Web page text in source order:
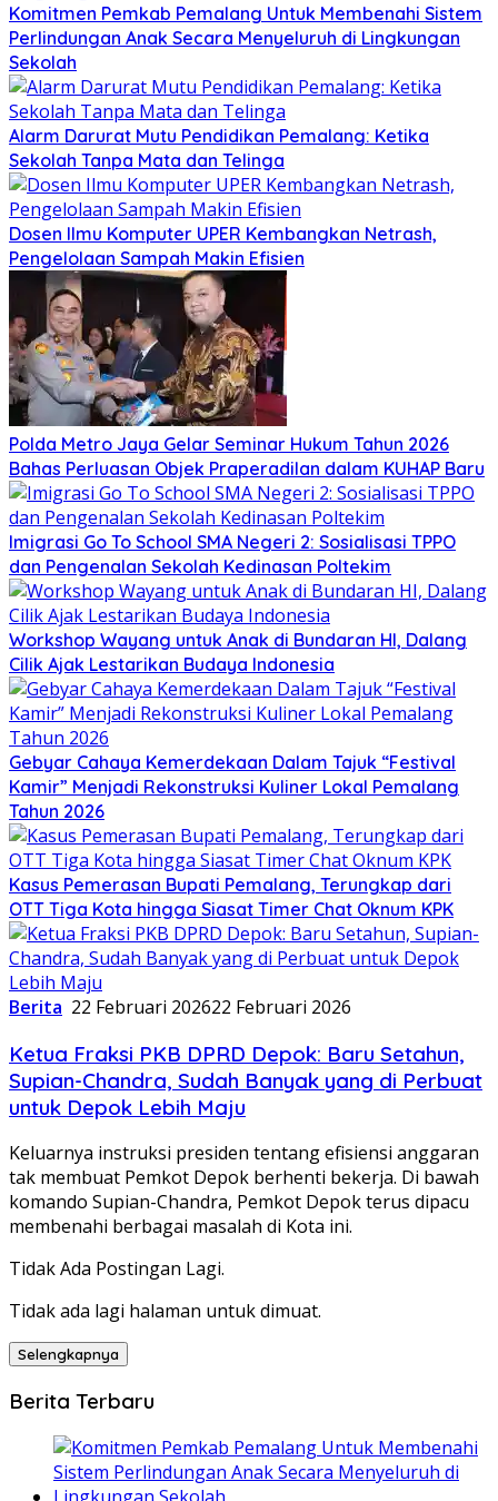
Komitmen Pemkab Pemalang Untuk Membenahi Sistem
Perlindungan Anak Secara Menyeluruh di Lingkungan
Sekolah
Alarm Darurat Mutu Pendidikan Pemalang: Ketika
Sekolah Tanpa Mata dan Telinga
Dosen Ilmu Komputer UPER Kembangkan Netrash,
Pengelolaan Sampah Makin Efisien
Polda Metro Jaya Gelar Seminar Hukum Tahun 2026
Bahas Perluasan Objek Praperadilan dalam KUHAP Baru
Imigrasi Go To School SMA Negeri 2: Sosialisasi TPPO
dan Pengenalan Sekolah Kedinasan Poltekim
Workshop Wayang untuk Anak di Bundaran HI, Dalang
Cilik Ajak Lestarikan Budaya Indonesia
Gebyar Cahaya Kemerdekaan Dalam Tajuk “Festival
Kamir” Menjadi Rekonstruksi Kuliner Lokal Pemalang
Tahun 2026
Kasus Pemerasan Bupati Pemalang, Terungkap dari
OTT Tiga Kota hingga Siasat Timer Chat Oknum KPK
Berita 22 Februari 202622 Februari 2026
Ketua Fraksi PKB DPRD Depok: Baru Setahun,
Supian-Chandra, Sudah Banyak yang di Perbuat
untuk Depok Lebih Maju
Keluarnya instruksi presiden tentang efisiensi anggaran
tak membuat Pemkot Depok berhenti bekerja. Di bawah
komando Supian-Chandra, Pemkot Depok terus dipacu
membenahi berbagai masalah di Kota ini.
Tidak Ada Postingan Lagi.
Tidak ada lagi halaman untuk dimuat.
Selengkapnya
Berita Terbaru